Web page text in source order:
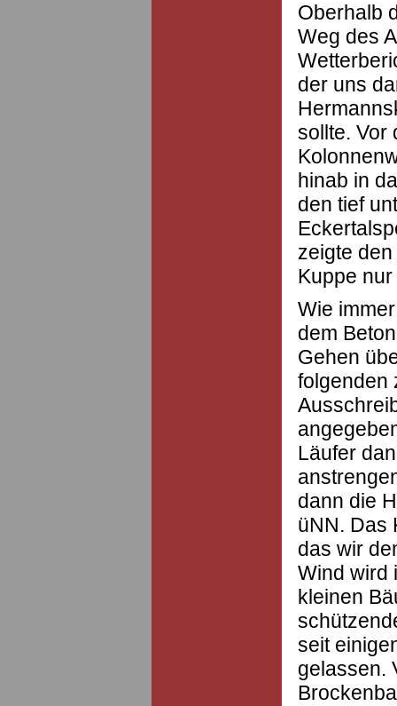
Oberhalb
Weg des
der uns
sollte. Vor
hinab in
den tief
zeigte
Kuppe
Wie
dem
Gehen
folgenden
Läufer
dann die
üNN. Das
das wir
Wind wird
kleinen
seit
gelassen.